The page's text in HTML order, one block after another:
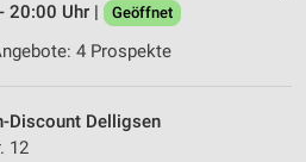
20:00 Uhr |
Geöffnet
4 Prospekte
Discount Delligsen
12